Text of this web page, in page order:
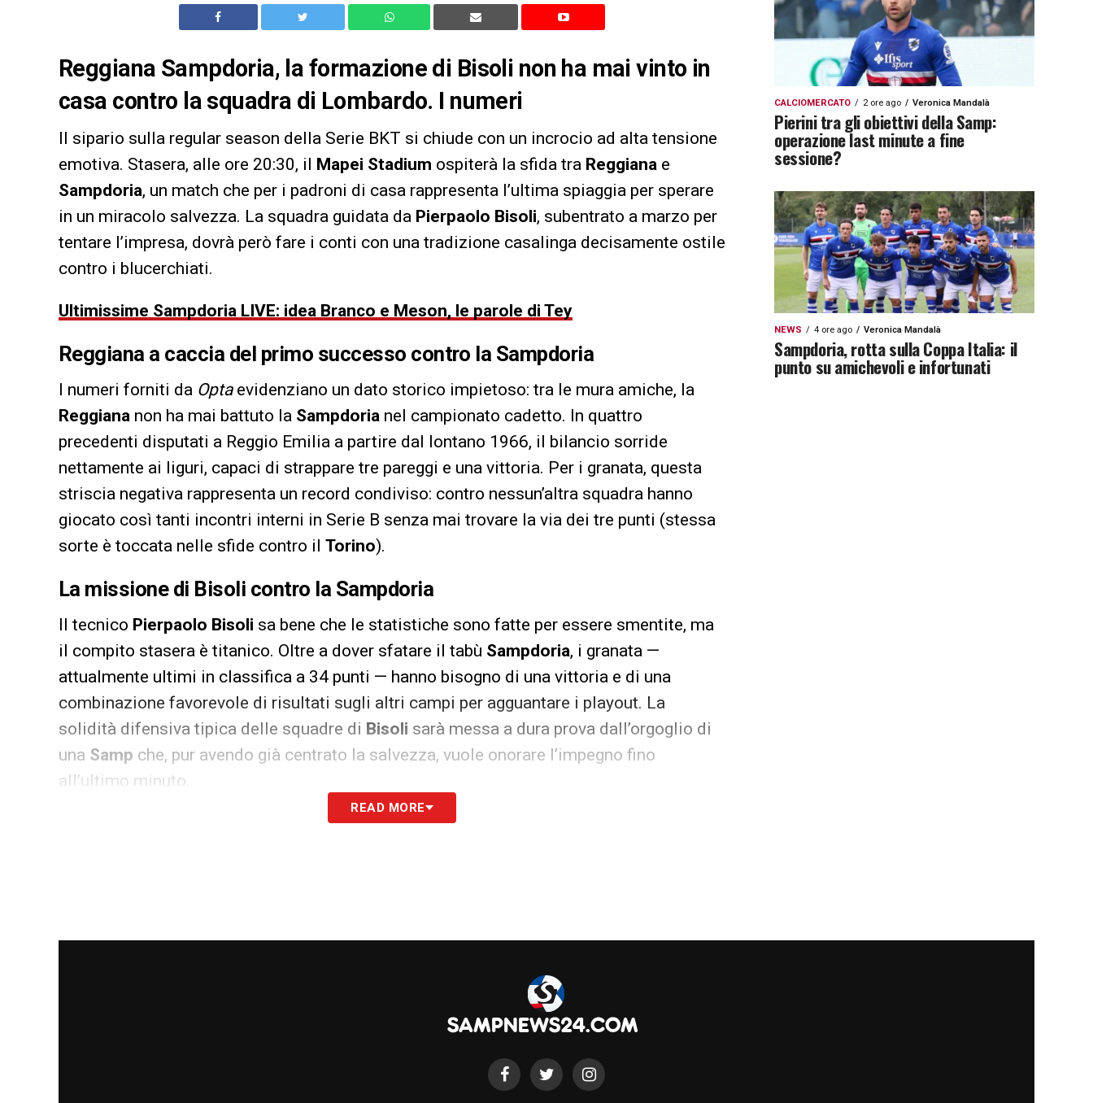
Reggiana Sampdoria, la formazione di Bisoli non ha mai vinto in
casa contro la squadra di Lombardo. I numeri
Il sipario sulla regular season della Serie BKT si chiude con un incrocio ad alta tensione
emotiva. Stasera, alle ore 20:30, il Mapei Stadium ospiterà la sfida tra Reggiana e
Sampdoria, un match che per i padroni di casa rappresenta l’ultima spiaggia per sperare
in un miracolo salvezza. La squadra guidata da Pierpaolo Bisoli, subentrato a marzo per
tentare l’impresa, dovrà però fare i conti con una tradizione casalinga decisamente ostile
contro i blucerchiati.
Ultimissime Sampdoria LIVE: idea Branco e Meson, le parole di Tey
Reggiana a caccia del primo successo contro la Sampdoria
I numeri forniti da Opta evidenziano un dato storico impietoso: tra le mura amiche, la
Reggiana non ha mai battuto la Sampdoria nel campionato cadetto. In quattro
precedenti disputati a Reggio Emilia a partire dal lontano 1966, il bilancio sorride
nettamente ai liguri, capaci di strappare tre pareggi e una vittoria. Per i granata, questa
striscia negativa rappresenta un record condiviso: contro nessun’altra squadra hanno
giocato così tanti incontri interni in Serie B senza mai trovare la via dei tre punti (stessa
sorte è toccata nelle sfide contro il Torino).
La missione di Bisoli contro la Sampdoria
Il tecnico Pierpaolo Bisoli sa bene che le statistiche sono fatte per essere smentite, ma
il compito stasera è titanico. Oltre a dover sfatare il tabù Sampdoria, i granata —
attualmente ultimi in classifica a 34 punti — hanno bisogno di una vittoria e di una
combinazione favorevole di risultati sugli altri campi per agguantare i playout. La
solidità difensiva tipica delle squadre di Bisoli sarà messa a dura prova dall’orgoglio di
una Samp che, pur avendo già centrato la salvezza, vuole onorare l’impegno fino
all’ultimo minuto.
Il peso della storia tra Reggiana e Sampdoria
di storia del club. Spezzare l’incantesimo contro laSampdoriaproprio nella notte più
READ MORE
CALCIOMERCATO 2 ore ago Veronica Mandalà
Pierini tra gli obiettivi della Samp:
operazione last minute a fine
sessione?
NEWS 4 ore ago Veronica Mandalà
Sampdoria, rotta sulla Coppa Italia: il
punto su amichevoli e infortunati